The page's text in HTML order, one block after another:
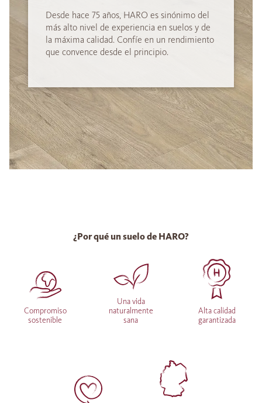
Desde hace 75 años, HARO es sinónimo del
más alto nivel de experiencia en suelos y de
la máxima calidad. Confíe en un rendimiento
que convence desde el principio.
¿Por qué un suelo de HARO?
Compromiso
sostenible
Una vida
naturalmente
sana
Alta calidad
garantizada